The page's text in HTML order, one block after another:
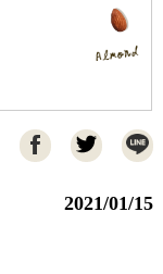

2021/01/15